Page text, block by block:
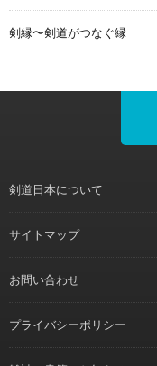
剣縁〜剣道がつなぐ縁
剣道日本について
サイトマップ
お問い合わせ
プライバシーポリシー